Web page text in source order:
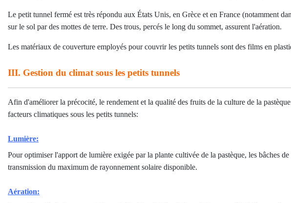
Le petit tunnel fermé est très répondu aux États Unis, en Grèce et en France (notamment
sur le sol par des mottes de terre. Des trous, percés le long du sommet, assurent l'aération.
Les matériaux de couverture employés pour couvrir les petits tunnels sont des films en
III. Gestion du climat sous les petits tunnels
Afin d'améliorer la précocité, le rendement et la qualité des fruits de la culture de la
facteurs climatiques sous les petits tunnels:
Lumière:
Pour optimiser l'apport de lumière exigée par la plante cultivée de la pastèque, les bâches
transmission du maximum de rayonnement solaire disponible.
Aération: